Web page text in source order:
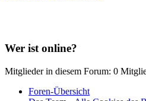
Wer ist online?
Mitglieder in diesem Forum: 0
Foren-Übersicht